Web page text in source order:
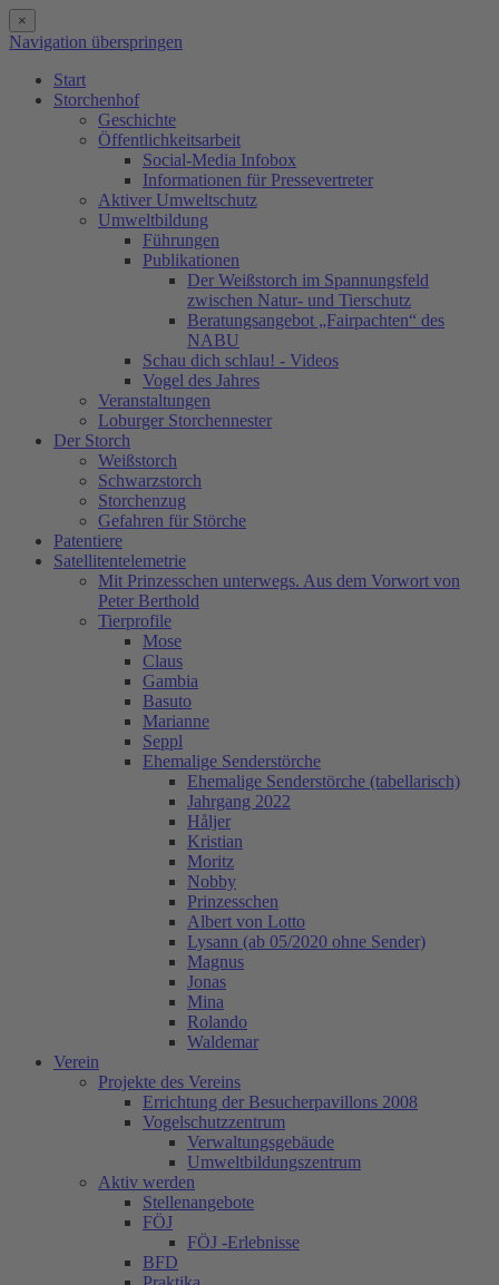
×
Navigation überspringen
Start
Storchenhof
Geschichte
Öffentlichkeitsarbeit
Social-Media Infobox
Informationen für Pressevertreter
Aktiver Umweltschutz
Umweltbildung
Führungen
Publikationen
Der Weißstorch im Spannungsfeld
zwischen Natur- und Tierschutz
Beratungsangebot „Fairpachten“ des
NABU
Schau dich schlau! - Videos
Vogel des Jahres
Veranstaltungen
Loburger Storchennester
Der Storch
Weißstorch
Schwarzstorch
Storchenzug
Gefahren für Störche
Patentiere
Satellitentelemetrie
Mit Prinzesschen unterwegs. Aus dem Vorwort von
Peter Berthold
Tierprofile
Mose
Claus
Gambia
Basuto
Marianne
Seppl
Ehemalige Senderstörche
Ehemalige Senderstörche (tabellarisch)
Jahrgang 2022
Håljer
Kristian
Moritz
Nobby
Prinzesschen
Albert von Lotto
Lysann (ab 05/2020 ohne Sender)
Magnus
Jonas
Mina
Rolando
Waldemar
Verein
Projekte des Vereins
Errichtung der Besucherpavillons 2008
Vogelschutzzentrum
Verwaltungsgebäude
Umweltbildungszentrum
Aktiv werden
Stellenangebote
FÖJ
FÖJ -Erlebnisse
BFD